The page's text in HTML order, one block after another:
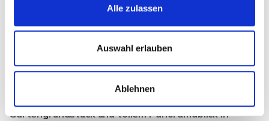
Alle zulassen
Auswahl erlauben
Ablehnen
Gartengrundstück und tollem Panoramablick in